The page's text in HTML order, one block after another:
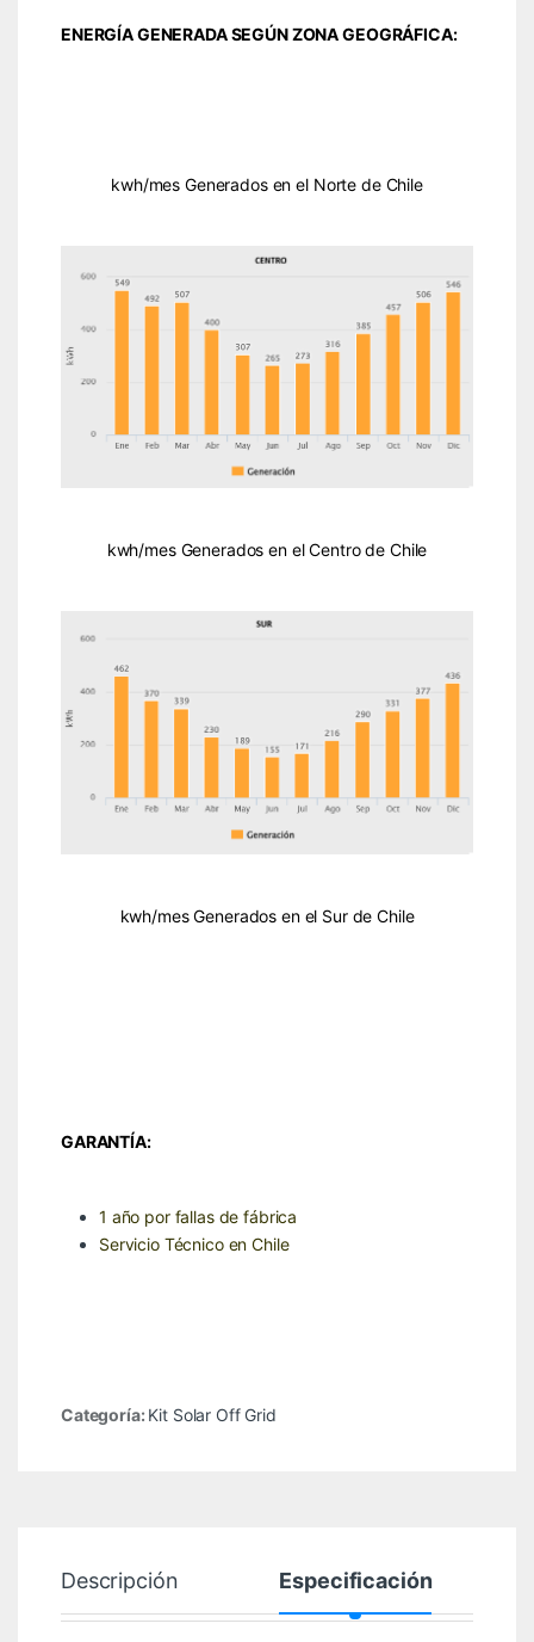
ENERGÍA GENERADA SEGÚN ZONA GEOGRÁFICA:
kwh/mes Generados en el Norte de Chile
kwh/mes Generados en el Centro de Chile
kwh/mes Generados en el Sur de Chile
GARANTÍA:
1 año por fallas de fábrica
Servicio Técnico en Chile
Categoría: Kit Solar Off Grid
Descripción Especificación